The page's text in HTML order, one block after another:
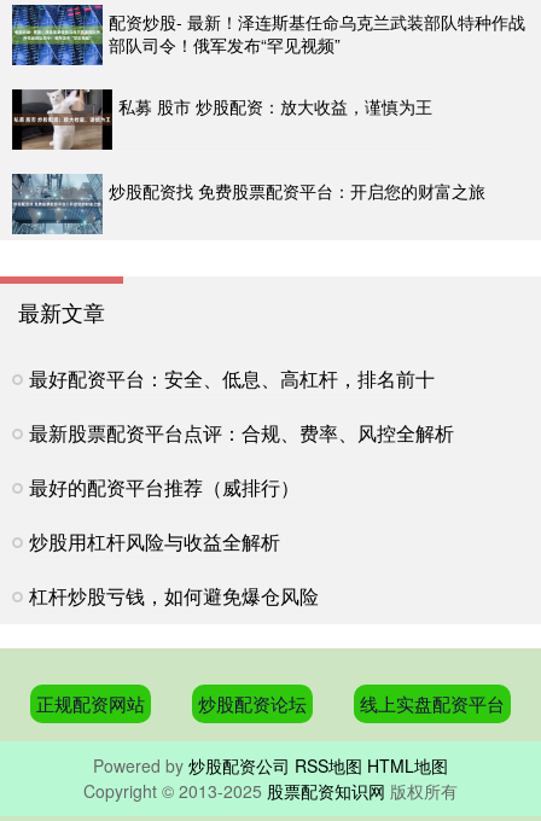
配资炒股- 最新！泽连斯基任命乌克兰武装部队特种作战
部队司令！俄军发布“罕见视频”
私募 股市 炒股配资：放大收益，谨慎为王
炒股配资找 免费股票配资平台：开启您的财富之旅
最新文章
最好配资平台：安全、低息、高杠杆，排名前十
最新股票配资平台点评：合规、费率、风控全解析
最好的配资平台推荐（威排行）
炒股用杠杆风险与收益全解析
杠杆炒股亏钱，如何避免爆仓风险
正规配资网站 炒股配资论坛 线上实盘配资平台
Powered by 炒股配资公司 RSS地图 HTML地图
Copyright © 2013-2025 股票配资知识网 版权所有